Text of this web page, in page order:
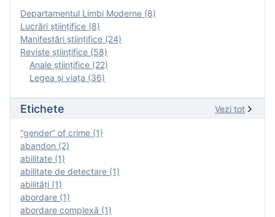
Departamentul Limbi Moderne (8)
Lucrări științifice (8)
Manifestări ştiinţifice (24)
Reviste ştiinţifice (58)
Anale ştiinţifice (22)
Legea şi viaţa (36)
Etichete Vezi tot
“gender” of crime (1)
abandon (2)
abilitate (1)
abilitate de detectare (1)
abilităţi (1)
abordare (1)
abordare complexă (1)